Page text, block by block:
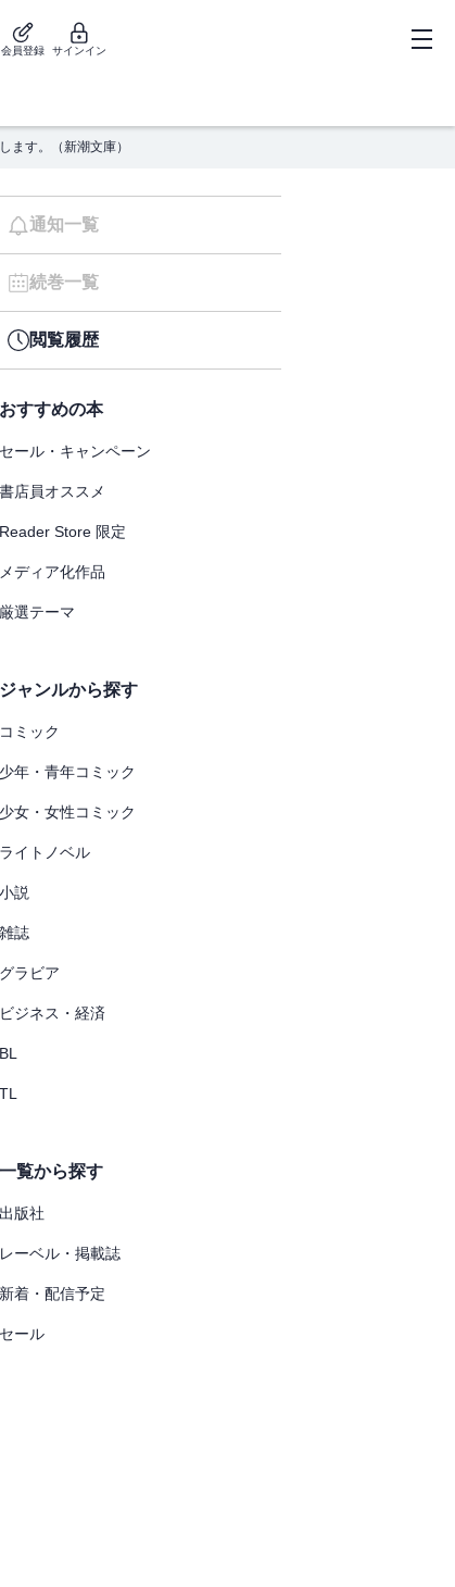
会員登録 サインイン
ます。（新潮文庫）
通知一覧
続巻一覧
閲覧履歴
おすすめの本
セール・キャンペーン
書店員オススメ
Reader Store 限定
メディア化作品
厳選テーマ
ジャンルから探す
コミック
少年・青年コミック
少女・女性コミック
ライトノベル
小説
雑誌
グラビア
ビジネス・経済
BL
TL
一覧から探す
出版社
レーベル・掲載誌
新着・配信予定
セール